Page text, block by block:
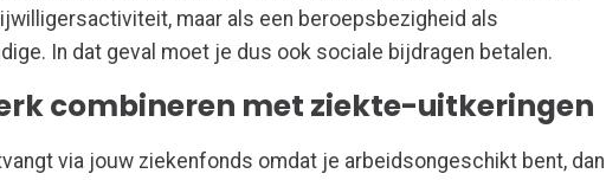
maar als een beroepsbezigheid als
In dat geval moet je dus ook sociale bijdragen betalen.
combineren met ziekte-uitkeringen
via jouw ziekenfonds omdat je arbeidsongeschikt bent, dan